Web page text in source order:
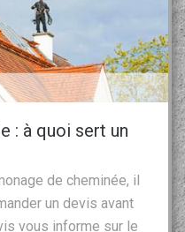
: à quoi sert un
de cheminée, il
un devis avant
vous informe sur le